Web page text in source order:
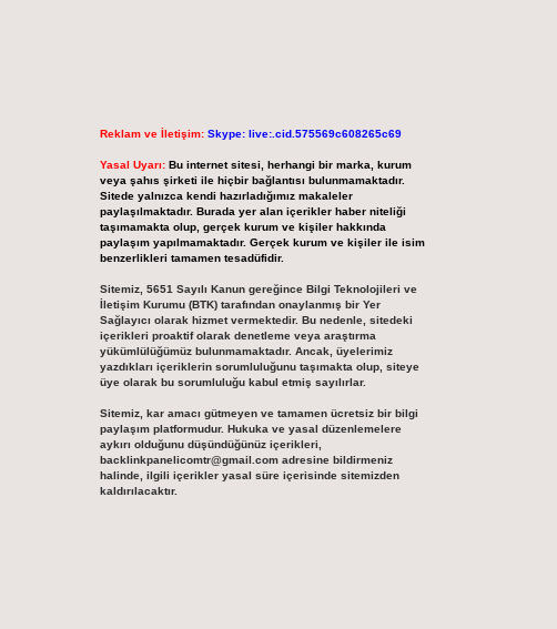
Reklam ve İletişim: Skype: live:.cid.575569c608265c69
Yasal Uyarı: Bu internet sitesi, herhangi bir marka, kurum
veya şahıs şirketi ile hiçbir bağlantısı bulunmamaktadır.
Sitede yalnızca kendi hazırladığımız makaleler
paylaşılmaktadır. Burada yer alan içerikler haber niteliği
taşımamakta olup, gerçek kurum ve kişiler hakkında
paylaşım yapılmamaktadır. Gerçek kurum ve kişiler ile isim
benzerlikleri tamamen tesadüfidir.
Sitemiz, 5651 Sayılı Kanun gereğince Bilgi Teknolojileri ve
İletişim Kurumu (BTK) tarafından onaylanmış bir Yer
Sağlayıcı olarak hizmet vermektedir. Bu nedenle, sitedeki
içerikleri proaktif olarak denetleme veya araştırma
yükümlülüğümüz bulunmamaktadır. Ancak, üyelerimiz
yazdıkları içeriklerin sorumluluğunu taşımakta olup, siteye
üye olarak bu sorumluluğu kabul etmiş sayılırlar.
Sitemiz, kar amacı gütmeyen ve tamamen ücretsiz bir bilgi
paylaşım platformudur. Hukuka ve yasal düzenlemelere
aykırı olduğunu düşündüğünüz içerikleri,
backlinkpanelicomtr@gmail.comadresine bildirmeniz
halinde, ilgili içerikler yasal süre içerisinde sitemizden
kaldırılacaktır.